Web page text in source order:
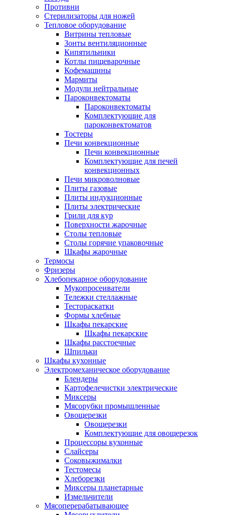
Противни
Стерилизаторы для ножей
Тепловое оборудование
Витрины тепловые
Зонты вентиляционные
Кипятильники
Котлы пищеварочные
Кофемашины
Мармиты
Модули нейтральные
Пароконвектоматы
Пароконвектоматы
Комплектующие для
пароконвектоматов
Тостеры
Печи конвекционные
Печи конвекционные
Комплектующие для печей
конвекционных
Печи микроволновые
Плиты газовые
Плиты индукционные
Плиты электрические
Грили для кур
Поверхности жарочные
Столы тепловые
Столы горячие упаковочные
Шкафы жарочные
Термосы
Фризеры
Хлебопекарное оборудование
Мукопросеиватели
Тележки стеллажные
Тестораскатки
Формы хлебные
Шкафы пекарские
Шкафы пекарские
Шкафы расстоечные
Шпильки
Шкафы кухонные
Электромеханическое оборудование
Блендеры
Картофелечистки электрические
Миксеры
Мясорубки промышленные
Овощерезки
Овощерезки
Комплектующие для овощерезок
Процессоры кухонные
Слайсеры
Соковыжималки
Тестомесы
Хлеборезки
Миксеры планетарные
Измельчители
Мясоперерабатывающее